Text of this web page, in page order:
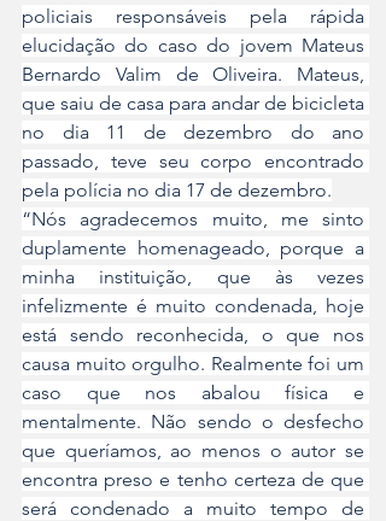
policiais responsáveis pela rápida
elucidação do caso do jovem Mateus
Bernardo Valim de Oliveira. Mateus,
que saiu de casa para andar de bicicleta
no dia 11 de dezembro do ano
passado, teve seu corpo encontrado
pela polícia no dia 17 de dezembro.
“Nós agradecemos muito, me sinto
duplamente homenageado, porque a
minha instituição, que às vezes
infelizmente é muito condenada, hoje
está sendo reconhecida, o que nos
causa muito orgulho. Realmente foi um
caso que nos abalou física e
mentalmente. Não sendo o desfecho
que queríamos, ao menos o autor se
encontra preso e tenho certeza de que
será condenado a muito tempo de